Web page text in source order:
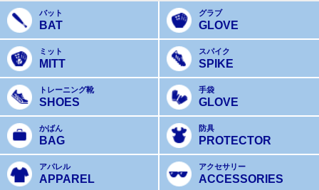
バット
BAT
グラブ
GLOVE
ミット
MITT
スパイク
SPIKE
トレーニング靴
SHOES
手袋
GLOVE
かばん
BAG
防具
PROTECTOR
アパレル
APPAREL
アクセサリー
ACCESSORIES